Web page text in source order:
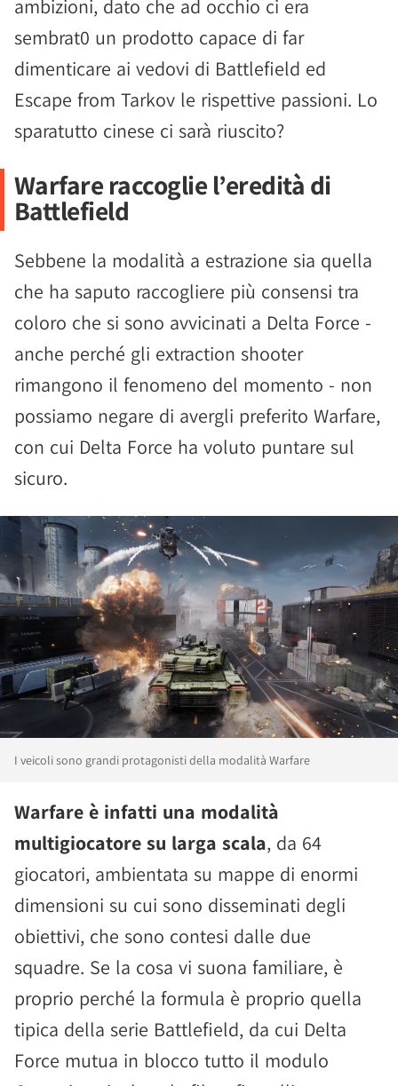
ambizioni, dato che ad occhio ci era
sembrat0 un prodotto capace di far
dimenticare ai vedovi di Battlefield ed
Escape from Tarkov le rispettive passioni. Lo
sparatutto cinese ci sarà riuscito?
Warfare raccoglie l’eredità di
Battlefield
Sebbene la modalità a estrazione sia quella
che ha saputo raccogliere più consensi tra
coloro che si sono avvicinati a Delta Force -
anche perché gli extraction shooter
rimangono il fenomeno del momento - non
possiamo negare di avergli preferito Warfare,
con cui Delta Force ha voluto puntare sul
sicuro.
I veicoli sono grandi protagonisti della modalità Warfare
Warfare è infatti una modalità
multigiocatore su larga scala, da 64
giocatori, ambientata su mappe di enormi
dimensioni su cui sono disseminati degli
obiettivi, che sono contesi dalle due
squadre. Se la cosa vi suona familiare, è
proprio perché la formula è proprio quella
tipica della serie Battlefield, da cui Delta
Force mutua in blocco tutto il modulo